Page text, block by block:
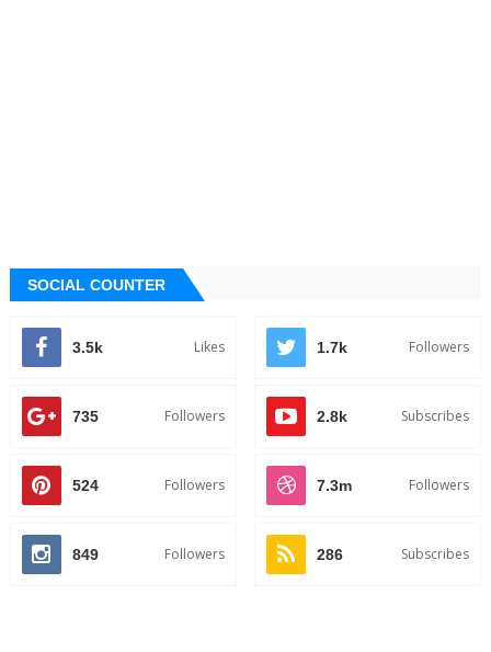
SOCIAL COUNTER
3.5k Likes 1.7k Followers
735 Followers 2.8k Subscribes
524 Followers 7.3m Followers
849 Followers 286 Subscribes